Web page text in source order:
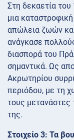
Στη δεκαετία
μια
απώλεια ζωών
ανάγκασε
διασπορά του
σημαντικά. Ως
Ακρωτηρίου
περιόδου, με τη
τους μετανάστες
της.
Στοιχείο 3: Τα